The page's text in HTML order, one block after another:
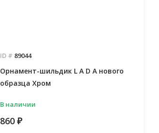
ID # 89044
Орнамент-шильдик L A D A нового
образца Хром
В наличии
860₽